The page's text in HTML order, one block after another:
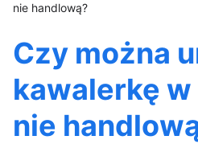
nie handlową?
Czy można
kawalerkę
nie